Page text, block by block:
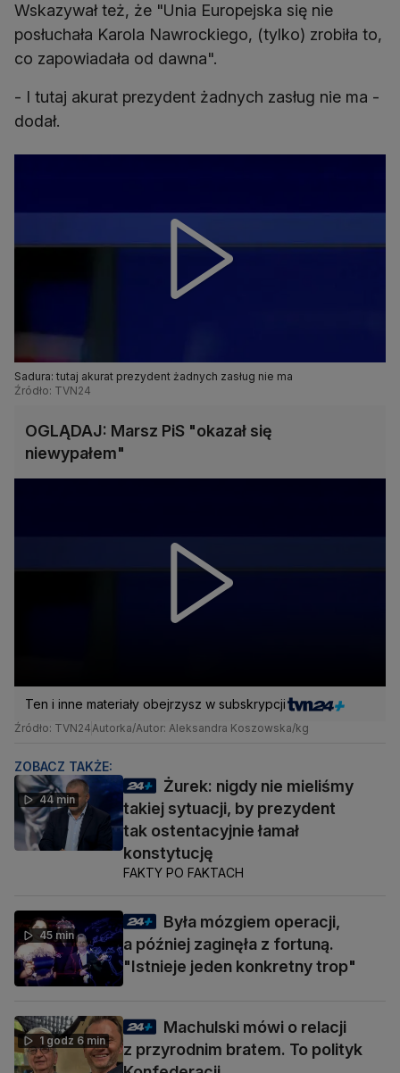
Wskazywał też, że "Unia Europejska się nie
posłuchała Karola Nawrockiego, (tylko) zrobiła to,
co zapowiadała od dawna".
- I tutaj akurat prezydent żadnych zasług nie ma -
dodał.
Sadura: tutaj akurat prezydent żadnych zasług nie ma
Źródło: TVN24
OGLĄDAJ: Marsz PiS "okazał się
niewypałem"
Ten i inne materiały obejrzysz w subskrypcji
Źródło: TVN24Autorka/Autor: Aleksandra Koszowska/kg
ZOBACZ TAKŻE:
44 min
Żurek: nigdy nie mieliśmy
takiej sytuacji, by prezydent
tak ostentacyjnie łamał
konstytucję
FAKTY PO FAKTACH
45 min
Była mózgiem operacji,
a później zaginęła z fortuną.
"Istnieje jeden konkretny trop"
1 godz 6 min
Machulski mówi o relacji
z przyrodnim bratem. To polityk